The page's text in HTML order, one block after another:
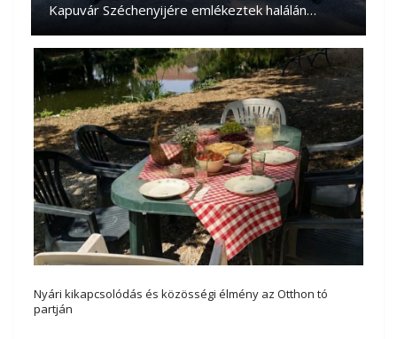
Kapuvár Széchenyijére emlékeztek halálán…
Nyári kikapcsolódás és közösségi élmény az Otthon tó
partján